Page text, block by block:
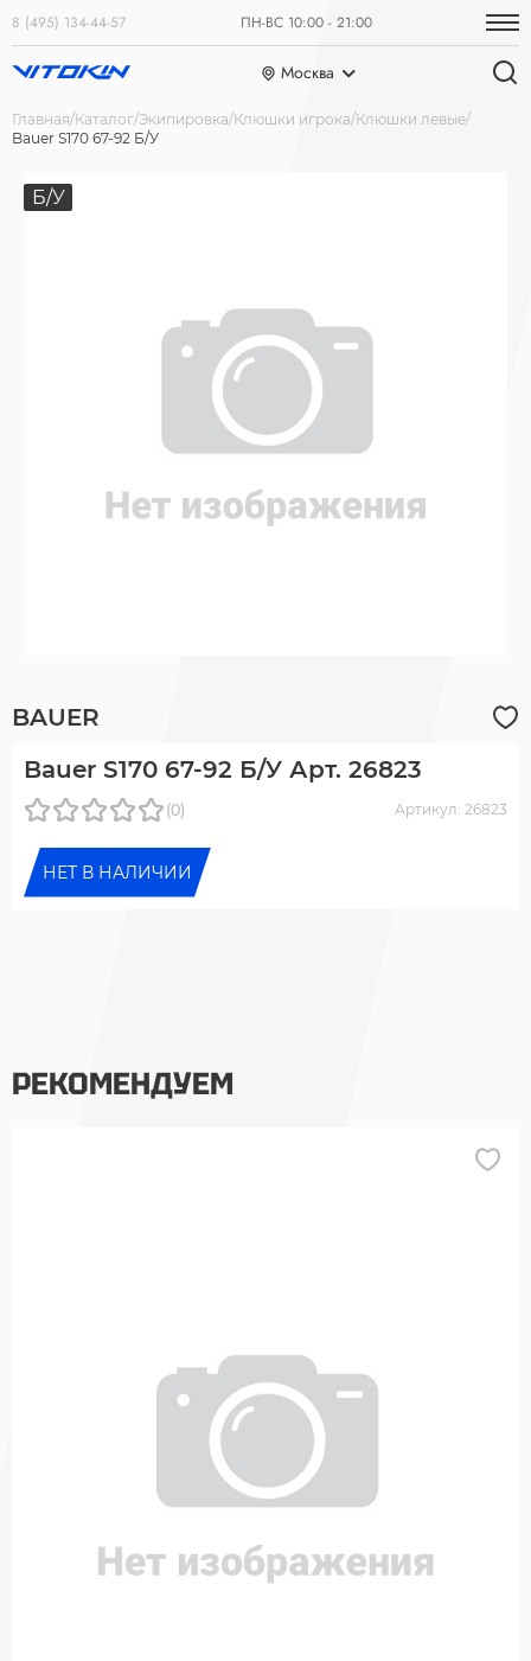
8 (495) 134-44-57 ПН-ВС 10:00 - 21:00
Москва
Главная Каталог Экипировка Клюшки игрока Клюшки левые
Bauer S170 67-92 Б/У
Б/У
BAUER
Bauer S170 67-92 Б/У Арт. 26823
(0) Артикул: 26823
НЕТ В НАЛИЧИИ
РЕКОМЕНДУЕМ